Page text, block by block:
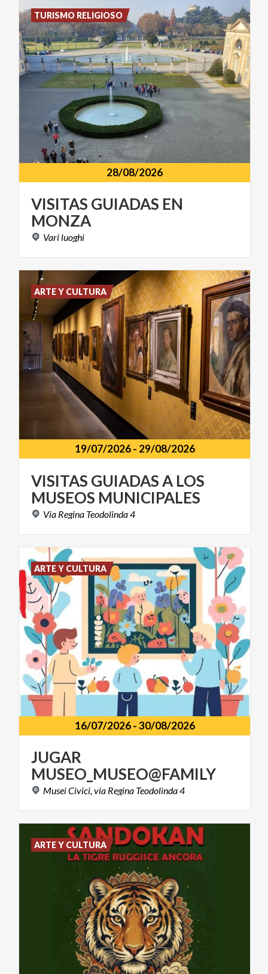
28/08/2026
VISITAS GUIADAS EN
MONZA
Variluoghi
TURISMO RELIGIOSO
19/07/2026- 29/08/2026
VISITAS GUIADASA LOS
MUSEOS MUNICIPALES
Via Regina Teodolinda4
ARTE Y CULTURA
16/07/2026-30/08/2026
JUGAR
MUSEO_MUSEO@FAMILY
MuseiCivici,via Regina Teodolinda4
ARTE Y CULTURA
ARTE Y CULTURA